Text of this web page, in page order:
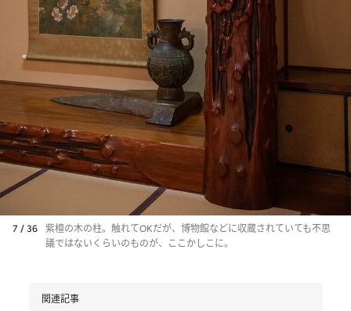
7 / 36
紫檀の木の柱。触れてOKだが、博物館などに収蔵されていても不思
議ではないくらいのものが、ここかしこに。
関連記事